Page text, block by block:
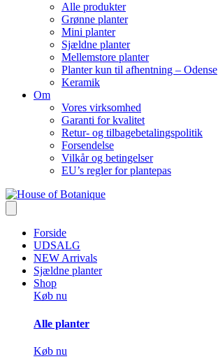
Alle produkter
Grønne planter
Mini planter
Sjældne planter
Mellemstore planter
Planter kun til afhentning – Odense
Keramik
Om
Vores virksomhed
Garanti for kvalitet
Retur- og tilbagebetalingspolitik
Forsendelse
Vilkår og betingelser
EU’s regler for plantepas
Forside
UDSALG
NEW Arrivals
Sjældne planter
Shop
Køb nu
Alle planter
Køb nu